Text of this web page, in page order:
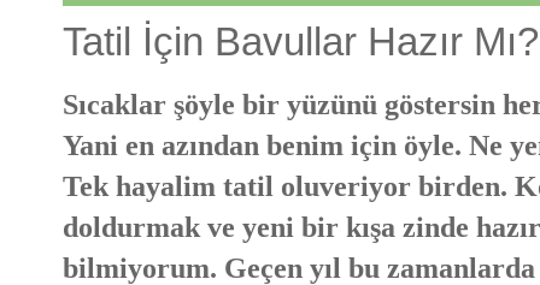
Tatil İçin Bavullar Hazır Mı?
Sıcaklar şöyle bir yüzünü göstersin
Yani en azından benim için öyle. Ne
Tek hayalim tatil oluveriyor birden.
doldurmak ve yeni bir kışa zinde
bilmiyorum. Geçen yıl bu